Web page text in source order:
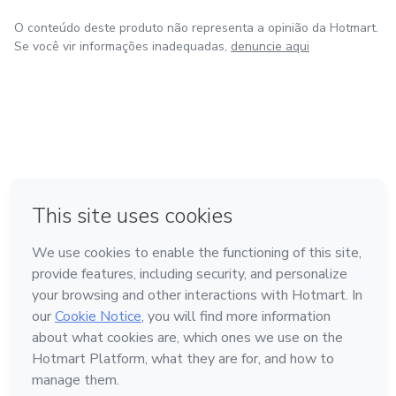
O conteúdo deste produto não representa a opinião da Hotmart.
Se você vir informações inadequadas, denuncie aqui
Feito com ❤ em Bogotá
Conheça a Hotmart
Idioma
Português